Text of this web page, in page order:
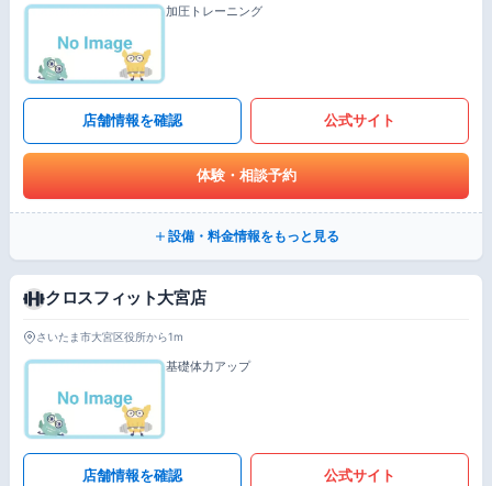
加圧トレーニング
店舗情報を確認 公式サイト
体験・相談予約
設備・料金情報をもっと見る
クロスフィット大宮店
さいたま市大宮区役所から1m
基礎体力アップ
店舗情報を確認 公式サイト